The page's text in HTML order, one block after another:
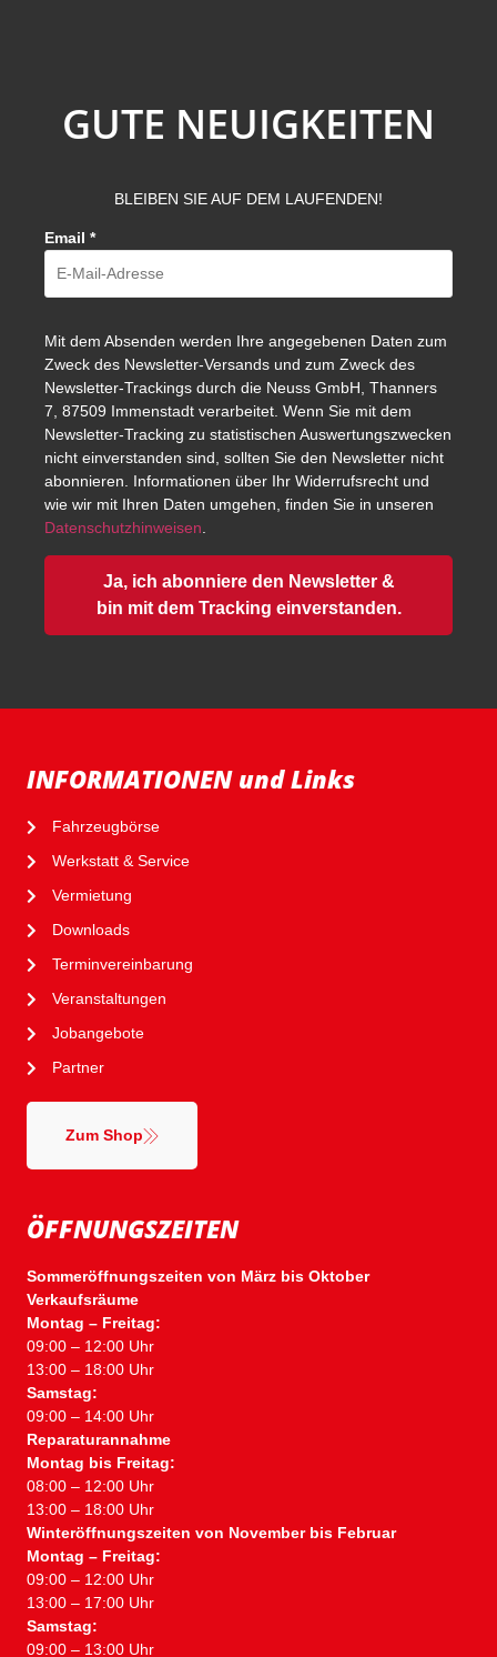
GUTE NEUIGKEITEN
BLEIBEN SIE AUF DEM LAUFENDEN!
Email *
Mit dem Absenden werden Ihre angegebenen Daten zum
Zweck des Newsletter-Versands und zum Zweck des
Newsletter-Trackings durch die Neuss GmbH, Thanners
7, 87509 Immenstadt verarbeitet. Wenn Sie mit dem
Newsletter-Tracking zu statistischen Auswertungszwecken
nicht einverstanden sind, sollten Sie den Newsletter nicht
abonnieren. Informationen über Ihr Widerrufsrecht und
wie wir mit Ihren Daten umgehen, finden Sie in unseren
Datenschutzhinweisen.
Ja, ich abonniere den Newsletter &
bin mit dem Tracking einverstanden.
ÖFFNUNGSZEITEN
Sommeröffnungszeiten von März bis Oktober
Verkaufsräume
Montag – Freitag:
09:00 – 12:00 Uhr
13:00 – 18:00 Uhr
Samstag:
09:00 – 14:00 Uhr
Reparaturannahme
Montag bis Freitag:
08:00 – 12:00 Uhr
13:00 – 18:00 Uhr
Winteröffnungszeiten von November bis Februar
Montag – Freitag:
09:00 – 12:00 Uhr
13:00 – 17:00 Uhr
Samstag:
09:00 – 13:00 Uhr
INFORMATIONEN und Links
Fahrzeugbörse
Werkstatt & Service
Vermietung
Downloads
Terminvereinbarung
Veranstaltungen
Jobangebote
Partner
Zum Shop